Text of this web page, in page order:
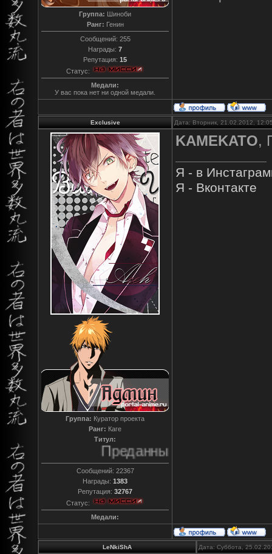
Группа: Шиноби
Ранг: Генин
Сообщений: 255
Награды: 7
Репутация: 15
Статус:
Медали:
У вас пока нет ни одной медали.
Exclusive Дата: Вторник, 21.02.2012,
Группа: Куратор проекта
Ранг: Каге
Титул:
Преданный
Сообщений: 22367
Награды: 1383
Репутация: 32767
Статус:
Медали:
KAMEKATO,
Я - в
Я - Вконтакте
LeNkiShA Дата: Суббота,